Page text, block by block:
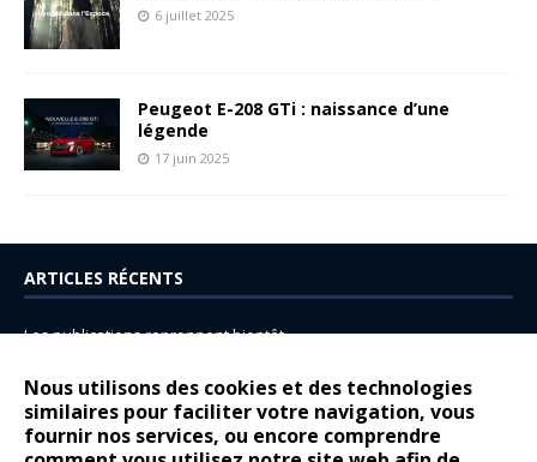
Nous utilisons des cookies et des technologies
similaires pour faciliter votre navigation, vous
fournir nos services, ou encore comprendre
6 juillet 2025
Peugeot E-208 GTi : naissance d’une
légende
17 juin 2025
ARTICLES RÉCENTS
Les publications reprennent bientôt…
14 juillet : nouveau film de marque pour Citroën
Renault Espace : voyage, voyage…